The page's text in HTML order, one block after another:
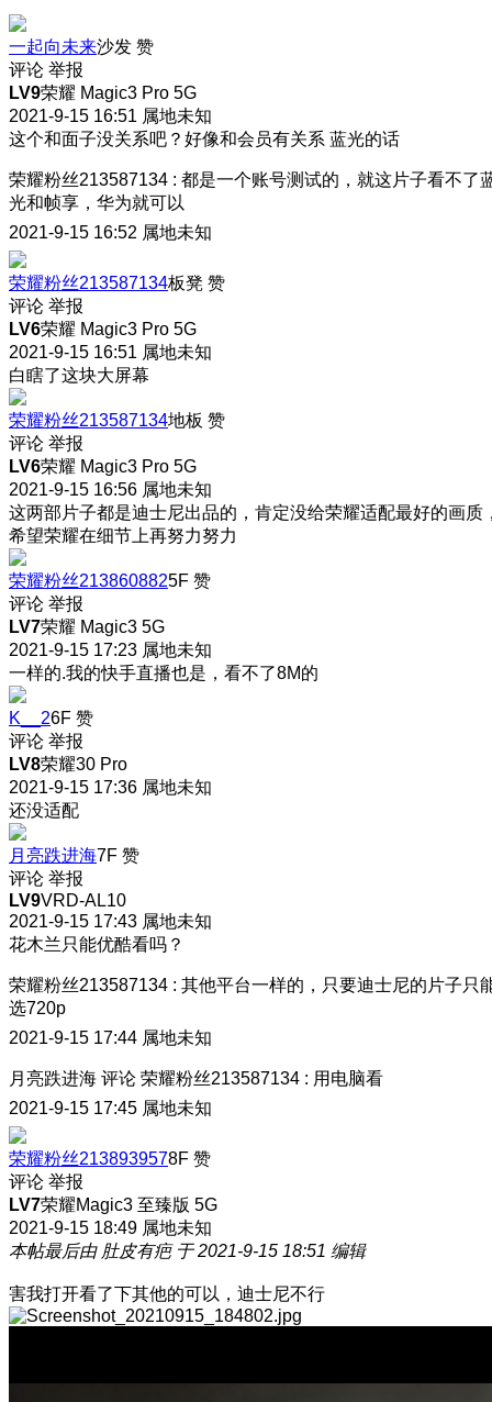
一起向未来沙发 赞
评论 举报
LV9荣耀 Magic3 Pro 5G
2021-9-15 16:51 属地未知
这个和面子没关系吧？好像和会员有关系 蓝光的话
荣耀粉丝213587134 : 都是一个账号测试的，就这片子看不了
光和帧享，华为就可以
2021-9-15 16:52 属地未知
荣耀粉丝213587134板凳 赞
评论 举报
LV6荣耀 Magic3 Pro 5G
2021-9-15 16:51 属地未知
白瞎了这块大屏幕
荣耀粉丝213587134地板 赞
评论 举报
LV6荣耀 Magic3 Pro 5G
2021-9-15 16:56 属地未知
这两部片子都是迪士尼出品的，肯定没给荣耀适配最好的画质
希望荣耀在细节上再努力努力
荣耀粉丝2138608825F 赞
评论 举报
LV7荣耀 Magic3 5G
2021-9-15 17:23 属地未知
一样的.我的快手直播也是，看不了8M的
K__26F 赞
评论 举报
LV8荣耀30 Pro
2021-9-15 17:36 属地未知
还没适配
月亮跌进海7F 赞
评论 举报
LV9VRD-AL10
2021-9-15 17:43 属地未知
花木兰只能优酷看吗？
荣耀粉丝213587134 : 其他平台一样的，只要迪士尼的片子只
选720p
2021-9-15 17:44 属地未知
月亮跌进海 评论 荣耀粉丝213587134 : 用电脑看
2021-9-15 17:45 属地未知
荣耀粉丝2138939578F 赞
评论 举报
LV7荣耀Magic3 至臻版 5G
2021-9-15 18:49 属地未知
本帖最后由 肚皮有疤 于 2021-9-15 18:51 编辑
害我打开看了下其他的可以，迪士尼不行